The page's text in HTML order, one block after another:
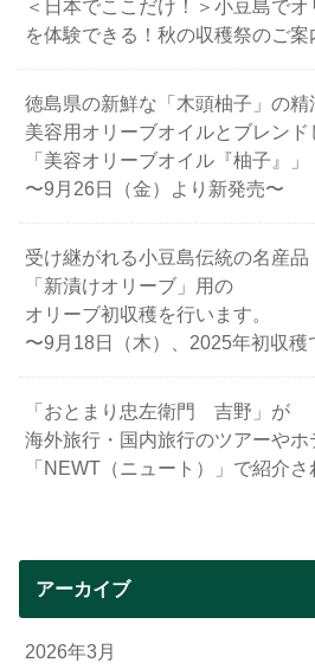
＜日本でここだけ！＞小豆島で
を体験できる！秋の収穫祭のご案
徳島県の新鮮な「木頭柚子」の精
美容用オリーブオイルとブレンド
「美容オリーブオイル『柚子』」
〜9月26日（金）より新発売〜
受け継がれる小豆島伝統の名産品
「新漬けオリーブ」用の
オリーブ初収穫を行います。
〜9月18日（木）、2025年初収穫
「おとまり忠左衛門 吉野」が
海外旅行・国内旅行のツアーやホ
「NEWT（ニュート）」で紹介さ
アーカイブ
2026年3月